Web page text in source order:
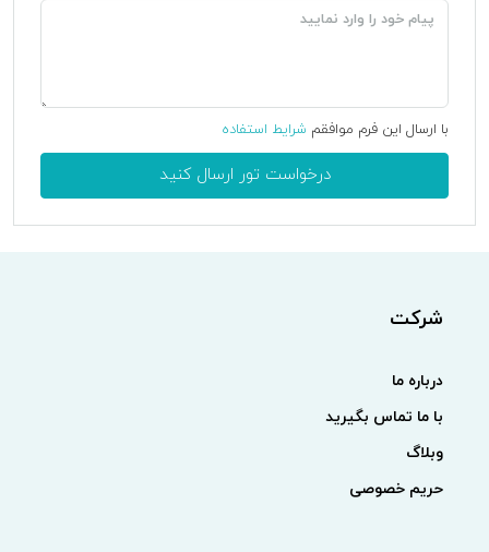
با ارسال این فرم موافقم شرایط استفاده
درخواست تور ارسال کنید
شرکت
درباره ما
با ما تماس بگیرید
وبلاگ
حریم خصوصی